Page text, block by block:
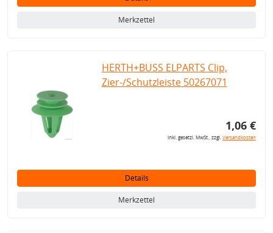
Merkzettel
HERTH+BUSS ELPARTS Clip,
Zier-/Schutzleiste 50267071
1,06 €
inkl. gesetzl. MwSt., zzgl.Versandkosten
Details
Merkzettel